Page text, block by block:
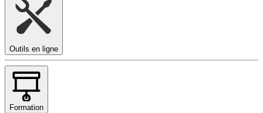
Outils en ligne
Formation